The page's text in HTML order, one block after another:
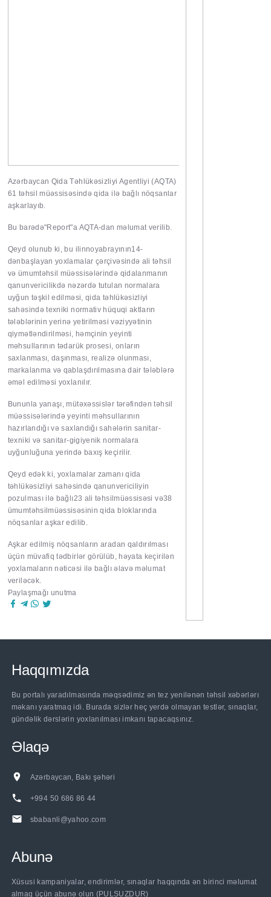
Azərbaycan Qida Təhlükəsizliyi Agentliyi (AQTA)
61 təhsil müəssisəsində qida ilə bağlı nöqsanlar
aşkarlayıb.
Bu barədə"Report"a AQTA-dan məlumat verilib.
Qeyd olunub ki, bu ilinnoyabrayının14-
dənbaşlayan yoxlamalar çərçivəsində ali təhsil
və ümumtəhsil müəssisələrində qidalanmanın
qanunvericilikdə nəzərdə tutulan normalara
uyğun təşkil edilməsi, qida təhlükəsizliyi
sahəsində texniki normativ hüquqi aktların
tələblərinin yerinə yetirilməsi vəziyyətinin
qiymətləndirilməsi, həmçinin yeyinti
məhsullarının tədarük prosesi, onların
saxlanması, daşınması, realizə olunması,
markalanma və qablaşdırılmasına dair tələblərə
əməl edilməsi yoxlanılır.
Bununla yanaşı, mütəxəssislər tərəfindən təhsil
müəssisələrində yeyinti məhsullarının
hazırlandığı və saxlandığı sahələrin sanitar-
texniki və sanitar-gigiyenik normalara
uyğunluğuna yerində baxış keçirilir.
Qeyd edək ki, yoxlamalar zamanı qida
təhlükəsizliyi sahəsində qanunvericiliyin
pozulması ilə bağlı23 ali təhsilmüəssisəsi və38
ümumtəhsilmüəssisəsinin qida bloklarında
nöqsanlar aşkar edilib.
Aşkar edilmiş nöqsanların aradan qaldırılması
üçün müvafiq tədbirlər görülüb, həyata keçirilən
yoxlamaların nəticəsi ilə bağlı əlavə məlumat
veriləcək.
Paylaşmağı unutma
Haqqımızda
Bu portalı yaradılmasında məqsədimiz ən tez yenilənən təhsil xəbərlərı
məkanı yaratmaq idi. Burada sizlər heç yerdə olmayan testlər, sınaqlar,
gündəlik dərslərin yoxlanılması imkanı tapacaqsınız.
Əlaqə
Azərbaycan, Bakı şəhəri
+994 50 686 86 44
sbabanli@yahoo.com
Abunə
Xüsusi kampaniyalar, endirimlər, sınaqlar haqqında ən birinci məlumat
almaq üçün abunə olun (PULSUZDUR)